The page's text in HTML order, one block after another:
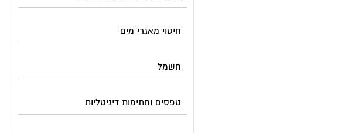
חיטוי מאגרי מים
חשמל
טפסים וחתימות דיגיטליות